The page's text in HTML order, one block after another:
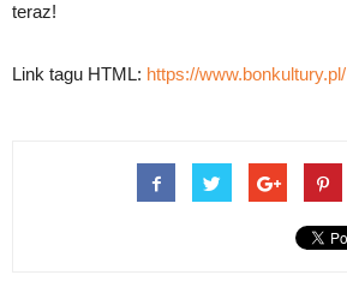
teraz!
Link tagu HTML: https://www.bonkultury.pl/